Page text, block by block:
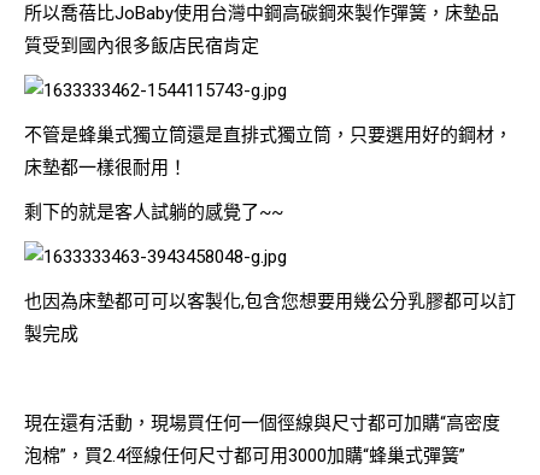
所以喬蓓比JoBaby使用台灣中鋼高碳鋼來製作彈簧，床墊品
質受到國內很多飯店民宿肯定
不管是蜂巢式獨立筒還是直排式獨立筒，只要選用好的鋼材，
床墊都一樣很耐用！
剩下的就是客人試躺的感覺了~~
也因為床墊都可可以客製化,包含您想要用幾公分乳膠都可以訂
製完成
現在還有活動，現場買任何一個徑線與尺寸都可加購“高密度
泡棉”，買2.4徑線任何尺寸都可用3000加購“蜂巢式彈簧”